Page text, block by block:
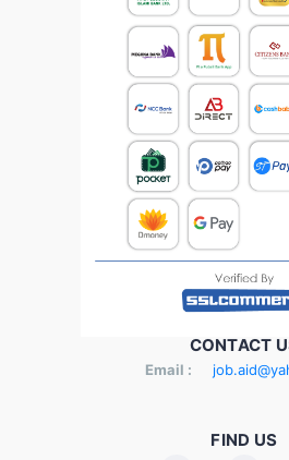
CONTACT
Email :
FIND US